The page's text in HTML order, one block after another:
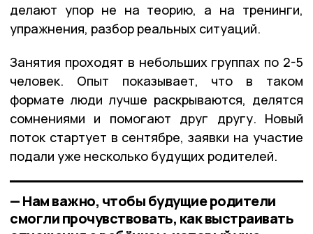
делают упор не на теорию, а на тренинги,
упражнения, разбор реальных ситуаций.
Занятия проходят в небольших группах по 2-5
человек. Опыт показывает, что в таком
формате люди лучше раскрываются, делятся
сомнениями и помогают друг другу. Новый
поток стартует в сентябре, заявки на участие
подали уже несколько будущих родителей.
— Нам важно, чтобы будущие родители
смогли прочувствовать, как выстраивать